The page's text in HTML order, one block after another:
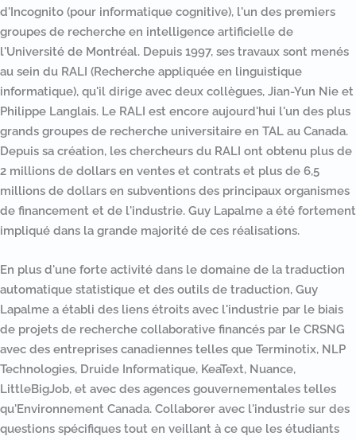
d'Incognito (pour informatique cognitive), l'un des premiers
groupes de recherche en intelligence artificielle de
l'Université de Montréal. Depuis 1997, ses travaux sont menés
au sein du RALI (Recherche appliquée en linguistique
informatique), qu'il dirige avec deux collègues, Jian-Yun Nie et
Philippe Langlais. Le RALI est encore aujourd'hui l'un des plus
grands groupes de recherche universitaire en TAL au Canada.
Depuis sa création, les chercheurs du RALI ont obtenu plus de
2 millions de dollars en ventes et contrats et plus de 6,5
millions de dollars en subventions des principaux organismes
de financement et de l'industrie. Guy Lapalme a été fortement
impliqué dans la grande majorité de ces réalisations.
En plus d'une forte activité dans le domaine de la traduction
automatique statistique et des outils de traduction, Guy
Lapalme a établi des liens étroits avec l'industrie par le biais
de projets de recherche collaborative financés par le CRSNG
avec des entreprises canadiennes telles que Terminotix, NLP
Technologies, Druide Informatique, KeaText, Nuance,
LittleBigJob, et avec des agences gouvernementales telles
qu'Environnement Canada. Collaborer avec l'industrie sur des
questions spécifiques tout en veillant à ce que les étudiants